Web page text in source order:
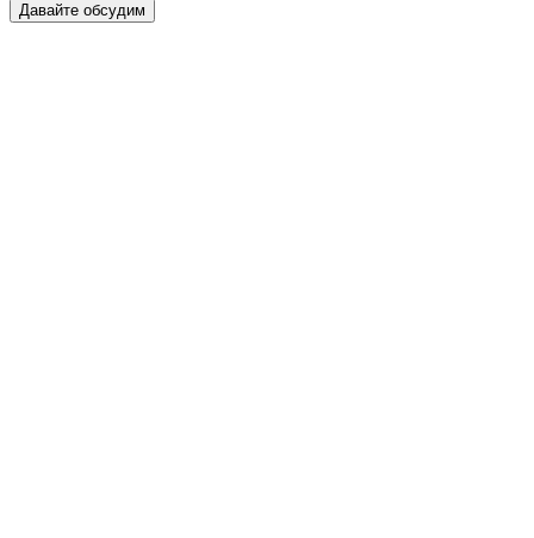
Давайте обсудим